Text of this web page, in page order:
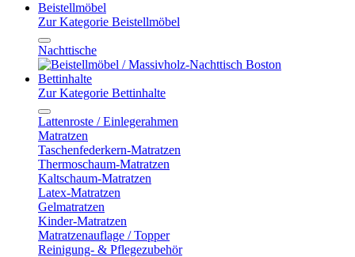
Beistellmöbel
Zur Kategorie Beistellmöbel
Nachttische
Bettinhalte
Zur Kategorie Bettinhalte
Lattenroste / Einlegerahmen
Matratzen
Taschenfederkern-Matratzen
Thermoschaum-Matratzen
Kaltschaum-Matratzen
Latex-Matratzen
Gelmatratzen
Kinder-Matratzen
Matratzenauflage / Topper
Reinigung- & Pflegezubehör